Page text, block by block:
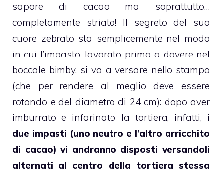
sapore di cacao ma soprattutto…
completamente striato!
Il segreto del suo
cuore zebrato sta semplicemente nel modo
in cui l’impasto, lavorato prima a dovere nel
boccale bimby, si va a versare nello stampo
(che per rendere al meglio deve essere
rotondo e del diametro di 24 cm): dopo aver
imburrato e infarinato la tortiera, infatti, i
due impasti (uno neutro e l’altro arricchito
di cacao) vi andranno disposti versandoli
alternati al centro della tortiera stessa